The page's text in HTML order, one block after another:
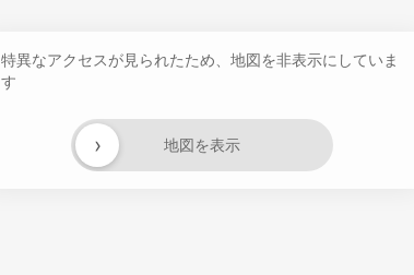
特異なアクセスが見られたため、地図を非表示にしていま
す
地図を表示
›